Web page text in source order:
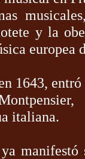
y la
europea
1643,
italiana.